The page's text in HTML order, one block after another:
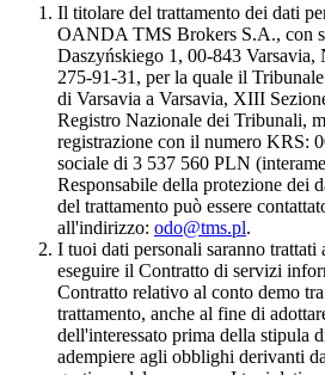
Il titolare del trattamento dei dati
OANDA TMS Brokers S.A., con
Daszyńskiego 1, 00-843 Varsavia,
275-91-31, per la quale il
di Varsavia a Varsavia, XIII
Registro Nazionale dei Tribunali,
registrazione con il numero KRS:
sociale di 3 537 560 PLN
Responsabile della protezione dei
del trattamento può essere
all'indirizzo: odo@tms.pl.
I tuoi dati personali saranno trattati
eseguire il Contratto di servizi
Contratto relativo al conto demo
trattamento, anche al fine di
dell'interessato prima della stipula
adempiere agli obblighi derivanti